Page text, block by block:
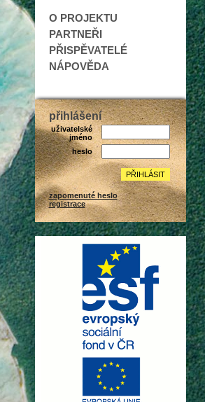
O PROJEKTU
PARTNEŘI
PŘISPĚVATELÉ
NÁPOVĚDA
přihlášení
uživatelské
jméno
heslo
zapomenuté heslo
registrace